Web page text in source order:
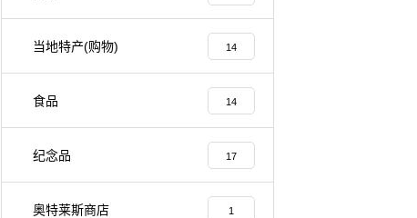
当地特产(购物) 14
食品 14
纪念品 17
奥特莱斯商店 1